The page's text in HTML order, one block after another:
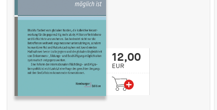
12,00
EUR